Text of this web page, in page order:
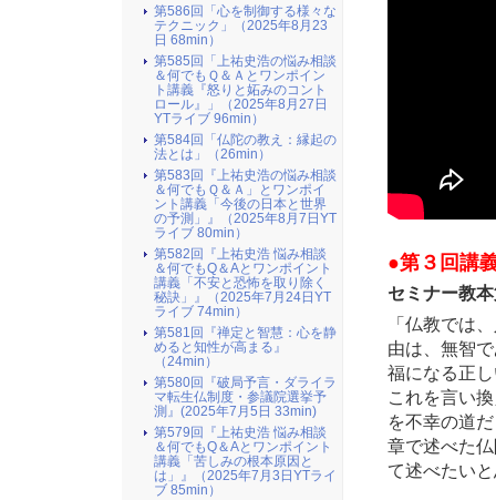
●第３回講
セミナー教
「仏教では
由は、無智
福になる正
これを言い
を不幸の道
章で述べた
て述べたい
第586回「心を制御する様々な
テクニック」（2025年8月23
日 68min）
第585回「上祐史浩の悩み相談
＆何でもＱ＆Ａとワンポイン
ト講義『怒りと妬みのコント
ロール』​」（2025年8月27日
YTライブ 96min）
第584回「仏陀の教え：縁起の
法とは」（26min）
第583回『上祐史浩の悩み相談
＆何でもＱ＆Ａ」とワンポイ
ント講義「今後の日本と世界
の予測」』（2025年8月7日YT
ライブ 80min）
第582回『上祐史浩 悩み相談
＆何でもQ＆Aとワンポイント
講義「不安と恐怖を取り除く
秘訣」』（2025年7月24日YT
ライブ 74min）
第581回『禅定と智慧：心を静
めると知性が高まる』
（24min）
第580回『破局予言・ダライラ
マ転生仏制度・参議院選挙予
測』(2025年7月5日 33min)
第579回『上祐史浩 悩み相談
＆何でもQ＆Aとワンポイント
講義「苦しみの根本原因と
は」』（2025年7月3日YTライ
ブ 85min）